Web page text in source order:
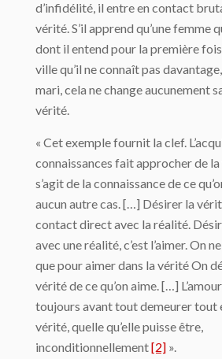
d’infidélité, il entre en contact
vérité. S’il apprend qu’une femme
dont il entend pour la première fois
ville qu’il ne connaît pas
mari, cela ne change aucunement
vérité.
« Cet exemple fournit la clef.
connaissances fait approcher de
s’agit de la connaissance de ce
aucun autre cas. […] Désirer la
contact direct avec la réalité.
avec une réalité, c’est l’aimer. On
que pour aimer dans la vérité On
vérité de ce qu’on aime. […]
toujours avant tout demeurer tout
vérité, quelle qu’elle puisse être,
inconditionnellement[2] ».